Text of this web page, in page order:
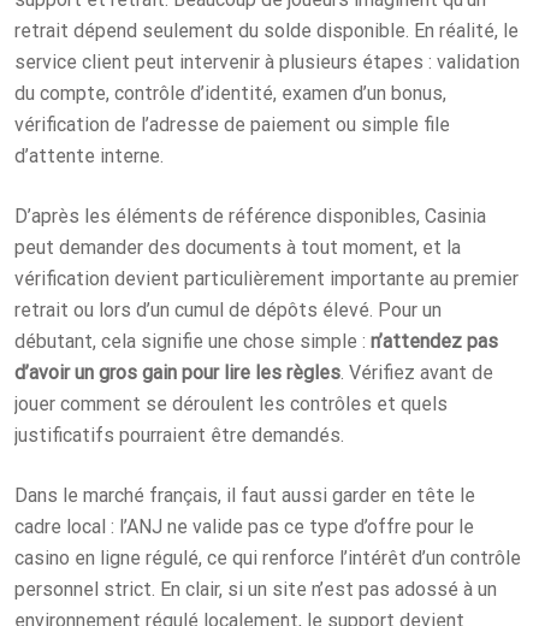
retrait dépend seulement du solde disponible. En réalité, le
service client peut intervenir à plusieurs étapes : validation
du compte, contrôle d’identité, examen d’un bonus,
vérification de l’adresse de paiement ou simple file
d’attente interne.
D’après les éléments de référence disponibles, Casinia
peut demander des documents à tout moment, et la
vérification devient particulièrement importante au premier
retrait ou lors d’un cumul de dépôts élevé. Pour un
débutant, cela signifie une chose simple : n’attendez pas
d’avoir un gros gain pour lire les règles. Vérifiez avant de
jouer comment se déroulent les contrôles et quels
justificatifs pourraient être demandés.
Dans le marché français, il faut aussi garder en tête le
cadre local : l’ANJ ne valide pas ce type d’offre pour le
casino en ligne régulé, ce qui renforce l’intérêt d’un contrôle
personnel strict. En clair, si un site n’est pas adossé à un
environnement régulé localement, le support devient